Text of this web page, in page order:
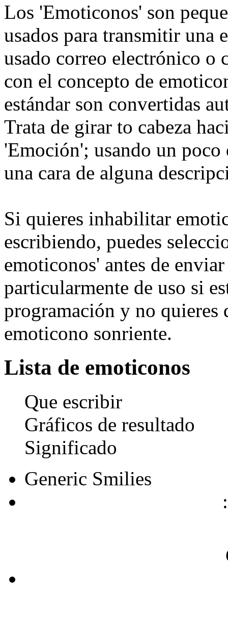
Los 'Emoticonos' son
usados para transmitir una
usado correo electrónico o
con el concepto de
estándar son convertidas
Trata de girar to cabeza
'Emoción'; usando un
una cara de alguna
Si quieres inhabilitar
escribiendo, puedes
emoticonos' antes de
particularmente de uso si
programación y no quieres
emoticono sonriente.
Lista de emoticonos
Que escribir
Gráficos de resultado
Significado
Generic Smilies